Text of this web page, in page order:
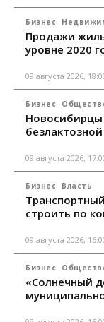
Бизнес
Продажи
уровне 2020
09 августа 2026,
Бизнес
Новосибирцы
09 августа 2026,
Бизнес Власть
строить по
09 августа 2026,
Бизнес
«Солнечный